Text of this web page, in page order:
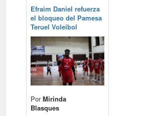
Efraim Daniel refuerza
el bloqueo del Pamesa
Teruel Voleibol
PorMirinda
Blasques